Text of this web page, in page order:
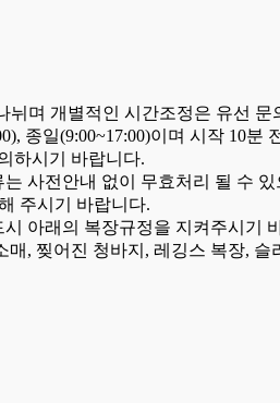
뉘며 개별적인 시간조정은 유선 문
종일(9:00~17:00)이며 시작 10
하시기 바랍니다.
사전안내 없이 무효처리 될 수
주시기 바랍니다.
아래의 복장규정을 지켜주시기
, 찢어진 청바지, 레깅스 복장,